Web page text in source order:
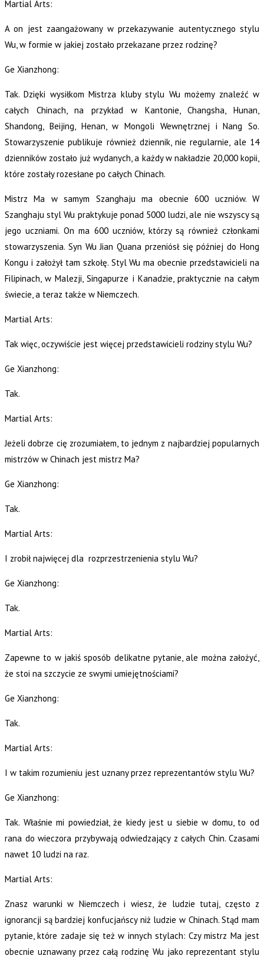
Martial Arts:
A on jest zaangażowany w przekazywanie autentycznego stylu
Wu, w formie w jakiej zostało przekazane przez rodzinę?
Ge Xianzhong:
Tak. Dzięki wysiłkom Mistrza kluby stylu Wu możemy znaleźć w
całych Chinach, na przykład w Kantonie, Changsha, Hunan,
Shandong, Beijing, Henan, w Mongoli Wewnętrznej i Nang So.
Stowarzyszenie publikuje również dziennik, nie regularnie, ale 14
dzienników zostało już wydanych, a każdy w nakładzie 20,000 kopii,
które zostały rozesłane po całych Chinach.
Mistrz Ma w samym Szanghaju ma obecnie 600 uczniów. W
Szanghaju styl Wu praktykuje ponad 5000 ludzi, ale nie wszyscy są
jego uczniami. On ma 600 uczniów, którzy są również członkami
stowarzyszenia. Syn Wu Jian Quana przeniósł się później do Hong
Kongu i założył tam szkołę. Styl Wu ma obecnie przedstawicieli na
Filipinach, w Malezji, Singapurze i Kanadzie, praktycznie na całym
świecie, a teraz także w Niemczech.
Martial Arts:
Tak więc, oczywiście jest więcej przedstawicieli rodziny stylu Wu?
Ge Xianzhong:
Tak.
Martial Arts:
Jeżeli dobrze cię zrozumiałem, to jednym z najbardziej popularnych
mistrzów w Chinach jest mistrz Ma?
Ge Xianzhong:
Tak.
Martial Arts:
I zrobił najwięcej dla rozprzestrzenienia stylu Wu?
Ge Xianzhong:
Tak.
Martial Arts:
Zapewne to w jakiś sposób delikatne pytanie, ale można założyć,
że stoi na szczycie ze swymi umiejętnościami?
Ge Xianzhong:
Tak.
Martial Arts:
I w takim rozumieniu jest uznany przez reprezentantów stylu Wu?
Ge Xianzhong:
Tak. Właśnie mi powiedział, że kiedy jest u siebie w domu, to od
rana do wieczora przybywają odwiedzający z całych Chin. Czasami
nawet 10 ludzi na raz.
Martial Arts:
Znasz warunki w Niemczech i wiesz, że ludzie tutaj, często z
ignorancji są bardziej konfucjańscy niż ludzie w Chinach. Stąd mam
pytanie, które zadaje się też w innych stylach: Czy mistrz Ma jest
obecnie uznawany przez całą rodzinę Wu jako reprezentant stylu